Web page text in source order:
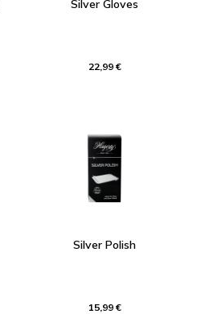
Silver Gloves
22,99 €
Silver Polish
15,99 €